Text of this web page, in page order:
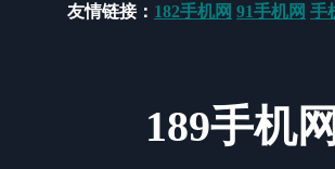
友情链接： 182手机网 91手机网 手
189手机网